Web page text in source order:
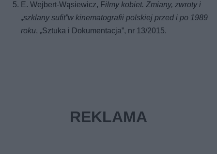
E. Wejbert-Wąsiewicz, Filmy kobiet. Zmiany, zwroty i
„szklany sufit”w kinematografii polskiej przed i po 1989
roku, „Sztuka i Dokumentacja”, nr 13/2015.